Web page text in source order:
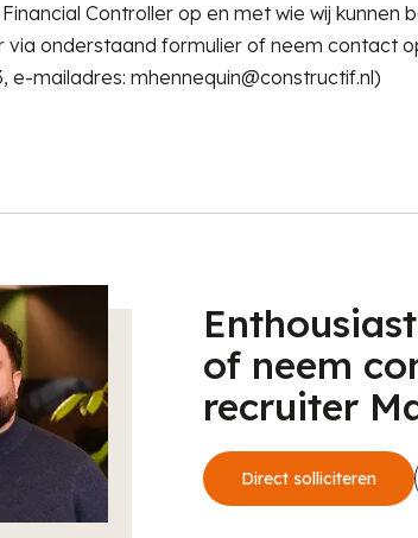
Controller op en met wie wij kunnen
via onderstaand formulier of neem contact
e-mailadres: mhennequin@constructif.nl)
of neem
recruiter
Direct solliciteren